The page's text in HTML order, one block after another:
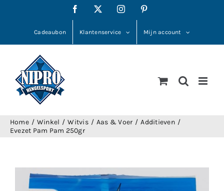
Facebook Instagram
Cadeaubon Klantenservice Mijn account
Home Winkel Witvis Aas & Voer
Additieven
Evezet Pam Pam 250gr